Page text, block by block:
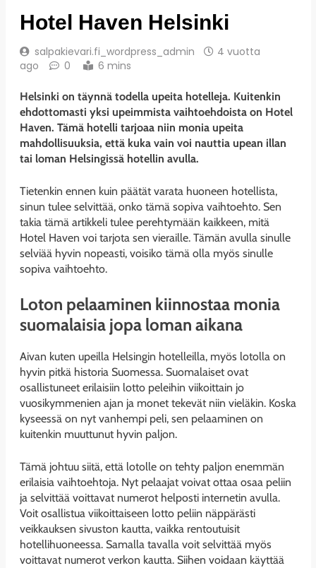
Hotel Haven Helsinki
salpakievari.fi_wordpress_admin
4 vuotta
ago
0 6 mins
Helsinki on täynnä todella upeita hotelleja. Kuitenkin
ehdottomasti yksi upeimmista vaihtoehdoista on Hotel
Haven. Tämä hotelli tarjoaa niin monia upeita
mahdollisuuksia, että kuka vain voi nauttia upean illan
tai loman Helsingissä hotellin avulla.
Tietenkin ennen kuin päätät varata huoneen hotellista,
sinun tulee selvittää, onko tämä sopiva vaihtoehto. Sen
takia tämä artikkeli tulee perehtymään kaikkeen, mitä
Hotel Haven voi tarjota sen vieraille. Tämän avulla sinulle
selviää hyvin nopeasti, voisiko tämä olla myös sinulle
sopiva vaihtoehto.
Loton pelaaminen kiinnostaa monia
suomalaisia jopa loman aikana
Aivan kuten upeilla Helsingin hotelleilla, myös lotolla on
hyvin pitkä historia Suomessa. Suomalaiset ovat
osallistuneet erilaisiin lotto peleihin viikoittain jo
vuosikymmenien ajan ja monet tekevät niin vieläkin. Koska
kyseessä on nyt vanhempi peli, sen pelaaminen on
kuitenkin muuttunut hyvin paljon.
Tämä johtuu siitä, että lotolle on tehty paljon enemmän
erilaisia vaihtoehtoja. Nyt pelaajat voivat ottaa osaa peliin
ja selvittää voittavat numerot helposti internetin avulla.
Voit osallistua viikoittaiseen lotto peliin näppärästi
veikkauksen sivuston kautta, vaikka rentoutuisit
hotellihuoneessa. Samalla tavalla voit selvittää myös
voittavat numerot verkon kautta. Siihen voidaan käyttää